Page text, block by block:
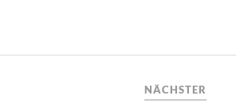
NÄCHSTER